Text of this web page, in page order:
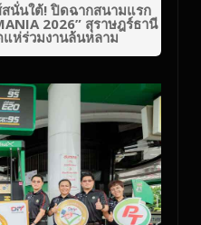
นั่นใต้! ปิดฉากสนามแรก
2026” สุราษฎร์ธานี
ห่ร่วมงานล้นหลาม